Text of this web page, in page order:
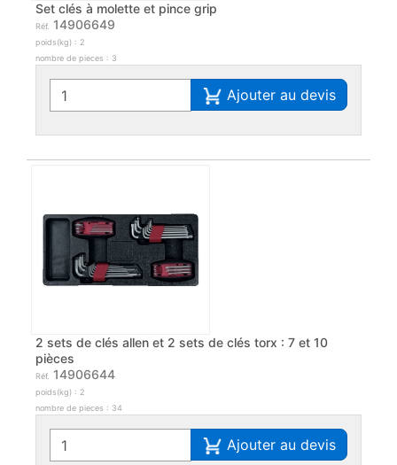
Set clés à molette et pince grip
Réf. 14906649
poids(kg) : 2
nombre de pieces : 3
Ajouter au devis
2 sets de clés allen et 2 sets de clés torx : 7 et 10
pièces
Réf. 14906644
poids(kg) : 2
nombre de pieces : 34
Ajouter au devis